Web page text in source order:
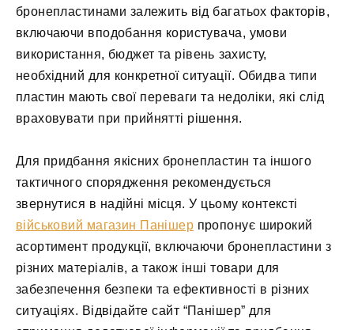
бронепластинами залежить від багатьох факторів,
включаючи вподобання користувача, умови
використання, бюджет та рівень захисту,
необхідний для конкретної ситуації. Обидва типи
пластин мають свої переваги та недоліки, які слід
враховувати при прийнятті рішення.
Для придбання якісних бронепластин та іншого
тактичного спорядження рекомендується
звернутися в надійні місця. У цьому контексті
військовий магазин Панішер пропонує широкий
асортимент продукції, включаючи бронепластини з
різних матеріалів, а також інші товари для
забезпечення безпеки та ефективності в різних
ситуаціях. Відвідайте сайт “Панішер” для